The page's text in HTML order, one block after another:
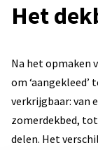
Het
Na het opmaken
om ‘aangekleed’
verkrijgbaar: van
zomerdekbed,
delen. Het